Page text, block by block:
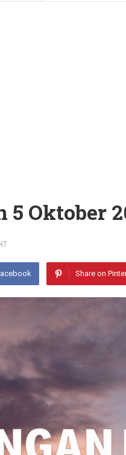
Oktober
Share on